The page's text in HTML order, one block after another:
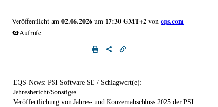
Veröffentlicht am 02.06.2026 um 17:30 GMT+2 von eqs.com
Aufrufe
EQS-News: PSI Software SE / Schlagwort(e):
Jahresbericht/Sonstiges
Veröffentlichung von Jahres- und Konzernabschluss 2025 der PSI